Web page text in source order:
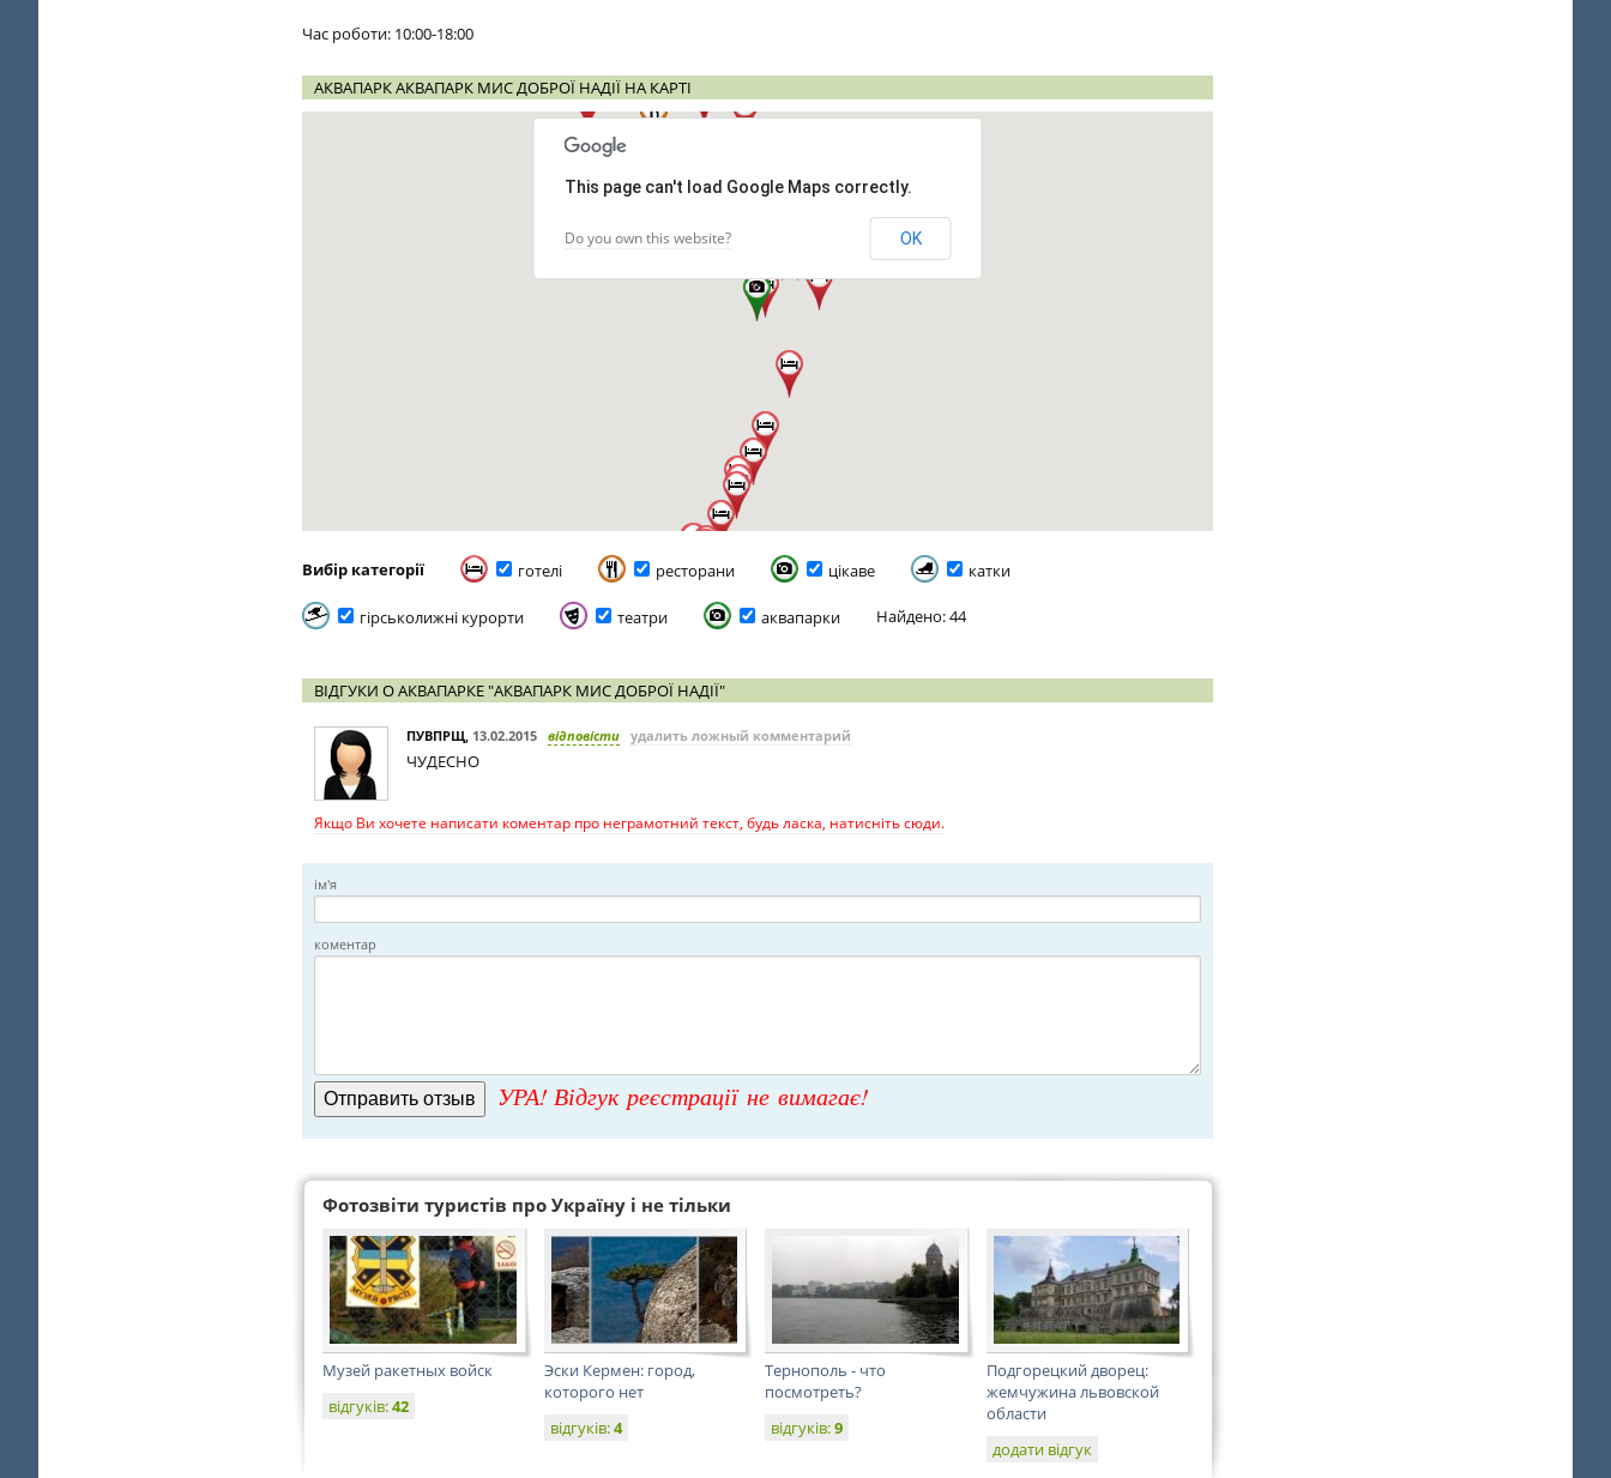
Час роботи: 10:00-18:00
АКВАПАРК АКВАПАРК МИС ДОБРОЇ НАДІЇ НА КАРТІ
This page can't load Google Maps correctly.
Do you own this website? OK
Вибір категорії готелі ресторани цікаве катки
гірськолижні курорти театри аквапарки Найдено: 44
ВІДГУКИ О АКВАПАРКЕ "АКВАПАРК МИС ДОБРОЇ НАДІЇ"
ПУВПРЩ, 13.02.2015 відповісти удалить ложный комментарий
ЧУДЕСНО
Якщо Ви хочете написати коментар про неграмотний текст, будь ласка, натисніть сюди.
ім'я
коментар
УРА! Відгук реєстрації не вимагає!
Фотозвіти туристів про Україну і не тільки
Музей ракетных войск
відгуків:42
Эски Кермен: город,
которого нет
відгуків:4
Тернополь - что
посмотреть?
відгуків:9
Подгорецкий дворец:
жемчужина львовской
области
додати відгук